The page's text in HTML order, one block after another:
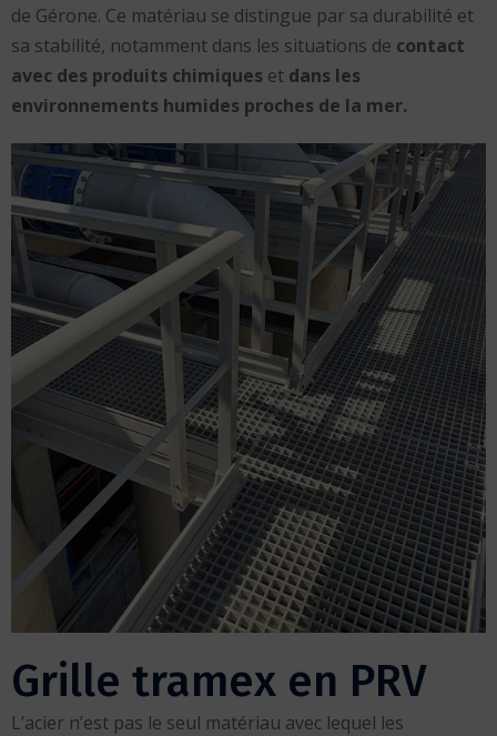
de Gérone. Ce matériau se distingue par sa durabilité et
sa stabilité, notamment dans les situations de contact
avec des produits chimiques et dans les
environnements humides proches de la mer.
Grille tramex en PRV
L’acier n’est pas le seul matériau avec lequel les